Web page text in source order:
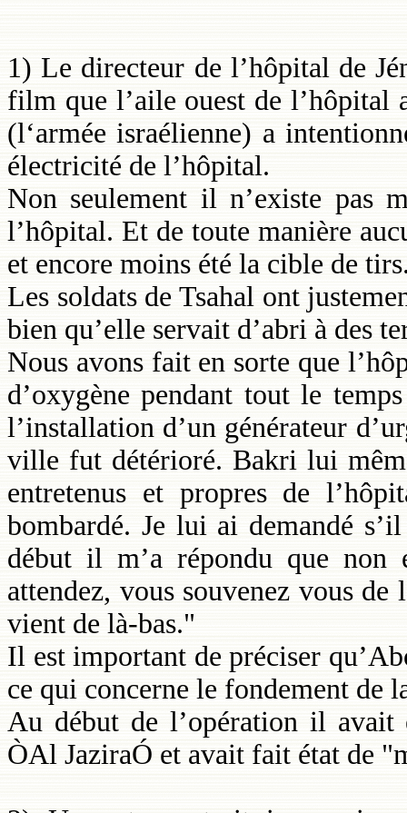
1) Le directeur de l’hôpital de
film que l’aile ouest de l’hôpital
(l‘armée israélienne) a
électricité de l’hôpital.
Non seulement il n’existe pas
l’hôpital. Et de toute manière
et encore moins été la cible de
Les soldats de Tsahal ont
bien qu’elle servait d’abri à des
Nous avons fait en sorte que
d’oxygène pendant tout le
l’installation d’un générateur
ville fut détérioré. Bakri lui
entretenus et propres de
bombardé. Je lui ai demandé
début il m’a répondu que
attendez, vous souvenez vous
vient de là-bas."
Il est important de préciser
ce qui concerne le fondement de
Au début de l’opération il
ÒAl JaziraÓ et avait fait état de